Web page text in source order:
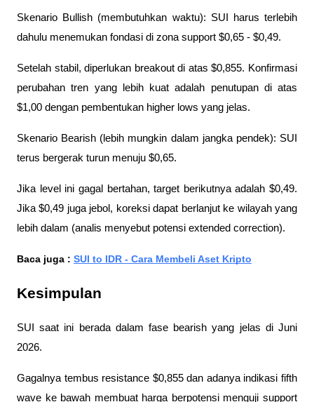
Skenario Bullish (membutuhkan waktu): SUI harus terlebih
dahulu menemukan fondasi di zona support $0,65 - $0,49.
Setelah stabil, diperlukan breakout di atas $0,855. Konfirmasi
perubahan tren yang lebih kuat adalah penutupan di atas
$1,00 dengan pembentukan higher lows yang jelas.
Skenario Bearish (lebih mungkin dalam jangka pendek): SUI
terus bergerak turun menuju $0,65.
Jika level ini gagal bertahan, target berikutnya adalah $0,49.
Jika $0,49 juga jebol, koreksi dapat berlanjut ke wilayah yang
lebih dalam (analis menyebut potensi extended correction).
Baca juga : SUI to IDR - Cara Membeli Aset Kripto
Kesimpulan
SUI saat ini berada dalam fase bearish yang jelas di Juni
2026.
Gagalnya tembus resistance $0,855 dan adanya indikasi fifth
wave ke bawah membuat harga berpotensi menguji support